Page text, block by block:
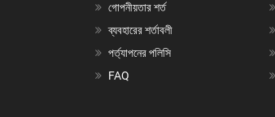
গোপনীয়তার শর্ত
ব্যবহারের শর্তাবলী
পর্ত্যাপনের পলিসি
FAQ